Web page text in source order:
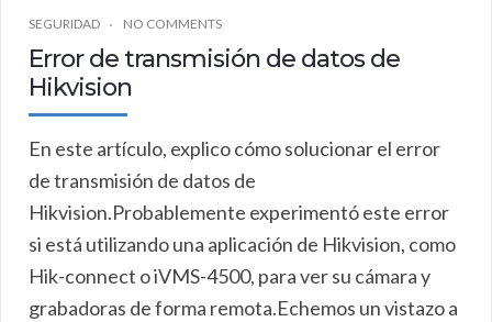
SEGURIDAD NO COMMENTS
Error de transmisión de datos de
Hikvision
En este artículo, explico cómo solucionar el error
de transmisión de datos de
Hikvision.Probablemente experimentó este error
si está utilizando una aplicación de Hikvision, como
Hik-connect o iVMS-4500, para ver su cámara y
grabadoras de forma remota.Echemos un vistazo a